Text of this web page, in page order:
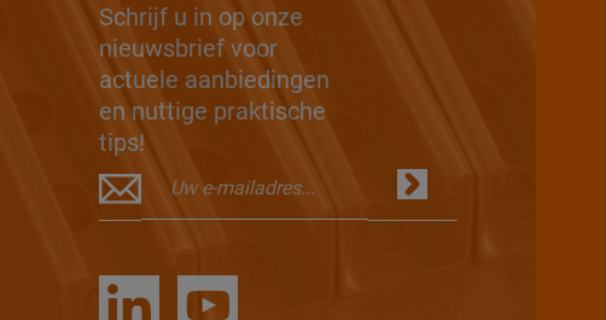
Schrijf u in op onze
nieuwsbrief voor
actuele aanbiedingen
en nuttige praktische
tips!